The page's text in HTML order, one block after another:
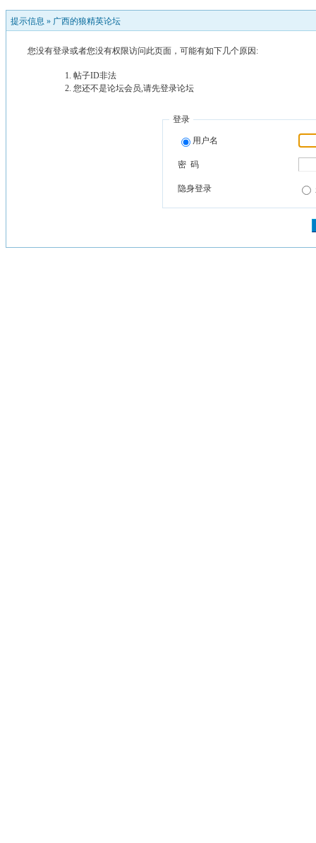
提示信息 » 广西的狼精英论坛
您没有登录或者您没有权限访问此页面，可能有如下几个原因:
帖子ID非法
您还不是论坛会员,请先登录论坛
登录
用户名
密 码
隐身登录